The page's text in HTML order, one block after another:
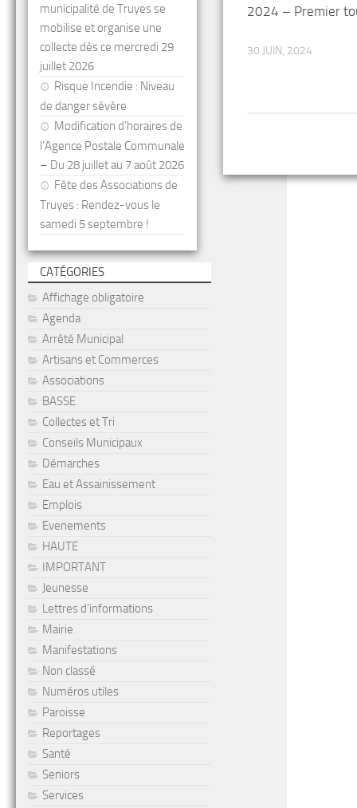
2024 – Premier
30 JUIN, 2024
municipalité de Truyes se
mobilise et organise une
collecte dès ce mercredi 29
juillet 2026
Risque Incendie : Niveau
de danger sévère
Modification d’horaires de
l’Agence Postale Communale
– Du 28 juillet au 7 août 2026
Fête des Associations de
Truyes : Rendez-vous le
samedi 5 septembre !
CATÉGORIES
Affichage obligatoire
Agenda
Arrêté Municipal
Artisans et Commerces
Associations
BASSE
Collectes et Tri
Conseils Municipaux
Démarches
Eau et Assainissement
Emplois
Evenements
HAUTE
IMPORTANT
Jeunesse
Lettres d'informations
Mairie
Manifestations
Non classé
Numéros utiles
Paroisse
Reportages
Santé
Seniors
Services